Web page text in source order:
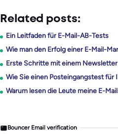
Related posts:
Ein Leitfaden für E-Mail-AB-Tests
Wie man den Erfolg einer E-Mail-
Erste Schritte mit einem
Wie Sie einen Posteingangstest für
Warum lesen die Leute meine E-
Bouncer Email verification